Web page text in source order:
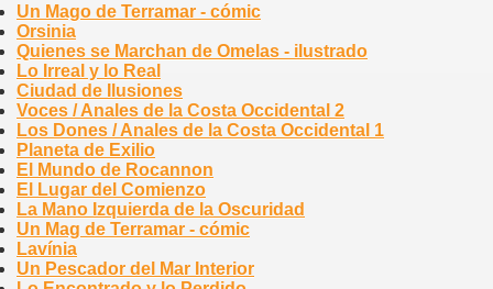
Un Mago de Terramar - cómic
Orsinia
Quienes se Marchan de Omelas - ilustrado
Lo Irreal y lo Real
Ciudad de Ilusiones
Voces / Anales de la Costa Occidental 2
Los Dones / Anales de la Costa Occidental 1
Planeta de Exilio
El Mundo de Rocannon
El Lugar del Comienzo
La Mano Izquierda de la Oscuridad
Un Mag de Terramar - cómic
Lavínia
Un Pescador del Mar Interior